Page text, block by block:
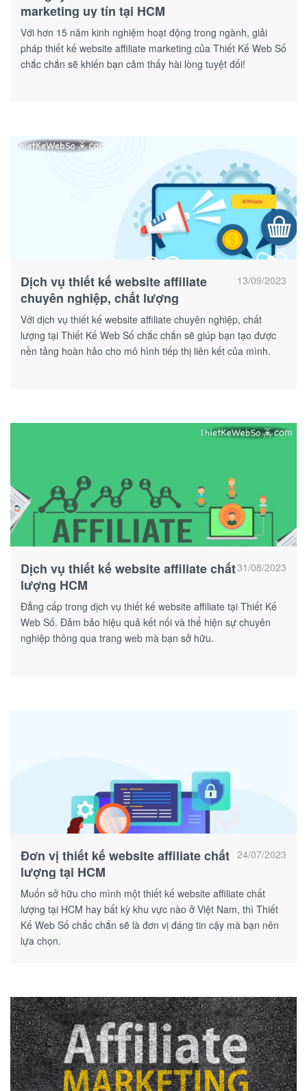
marketing uy tín tại HCM
Với hơn 15 năm kinh nghiệm hoạt động trong ngành, giải
pháp thiết kế website affiliate marketing của Thiết Kế Web Số
chắc chắn sẽ khiến bạn cảm thấy hài lòng tuyệt đối!
13/09/2023
Dịch vụ thiết kế website affiliate
chuyên nghiệp, chất lượng
Với dịch vụ thiết kế website affiliate chuyên nghiệp, chất
lượng tại Thiết Kế Web Số chắc chắn sẽ giúp bạn tạo được
nền tảng hoàn hảo cho mô hình tiếp thị liên kết của mình.
31/08/2023
Dịch vụ thiết kế website affiliate chất
lượng HCM
Đẳng cấp trong dịch vụ thiết kế website affiliate tại Thiết Kế
Web Số. Đảm bảo hiệu quả kết nối và thể hiện sự chuyên
nghiệp thông qua trang web mà bạn sở hữu.
24/07/2023
Đơn vị thiết kế website affiliate chất
lượng tại HCM
Muốn sở hữu cho mình một thiết kế website affiliate chất
lượng tại HCM hay bất kỳ khu vực nào ở Việt Nam, thì Thiết
Kế Web Số chắc chắn sẽ là đơn vị đáng tin cậy mà bạn nên
lựa chọn.